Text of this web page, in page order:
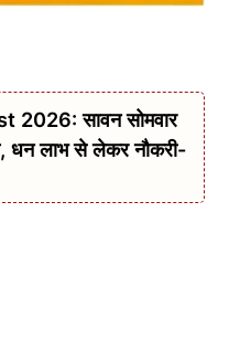
सावन सोमवार
धन लाभ से लेकर नौकरी-